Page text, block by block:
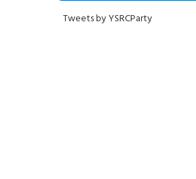
Tweets by YSRCParty